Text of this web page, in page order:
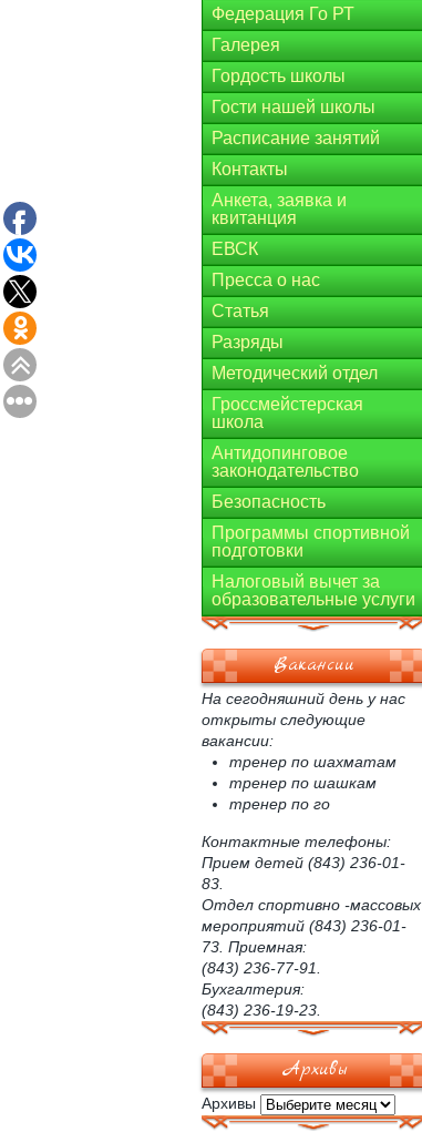
Федерация Го РТ
Галерея
Гордость школы
Гости нашей школы
Расписание занятий
Контакты
Анкета, заявка и
квитанция
ЕВСК
Пресса о нас
Статья
Разряды
Методический отдел
Гроссмейстерская
школа
Антидопинговое
законодательство
Безопасность
Программы спортивной
подготовки
Налоговый вычет за
образовательные услуги
Вакансии
На сегодняшний день у нас
открыты следующие
вакансии:
тренер по шахматам
тренер по шашкам
тренер по го
Контактные телефоны:
Прием детей (843) 236-01-
83.
Отдел спортивно -массовых
мероприятий (843) 236-01-
73. Приемная:
(843) 236-77-91.
Бухгалтерия:
(843) 236-19-23.
Архивы
Архивы